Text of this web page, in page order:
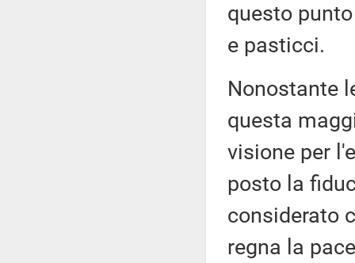
questo
e pasticci.
Nonostante
questa
visione per
posto la
considerato
regna la